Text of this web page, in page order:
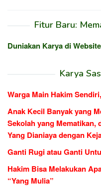
Fitur Baru:
Duniakan Karya di
Karya
Warga Main Hakim
Anak Kecil Banyak yang
Sekolah yang Mematikan,
Yang Dianiaya dengan
Ganti Rugi atau Ganti
Hakim Bisa Melakukan
“Yang Mulia”